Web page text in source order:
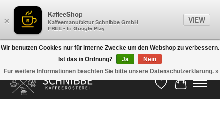
05524-999 33 79 >>> Versandkostenfrei ab 75€ <<<
Wunschzettel
Ihr
Wir benutzen Cookies nur für interne Zwecke um den Webshop zu verbessern.
Ist das in Ordnung?
Ja
Nein
Für weitere Informationen beachten Sie bitte unsere Datenschutzerklärung. »
×
KaffeeShop
Kaffeemanufaktur Schnibbe GmbH
FREE - In Google Play
VIEW